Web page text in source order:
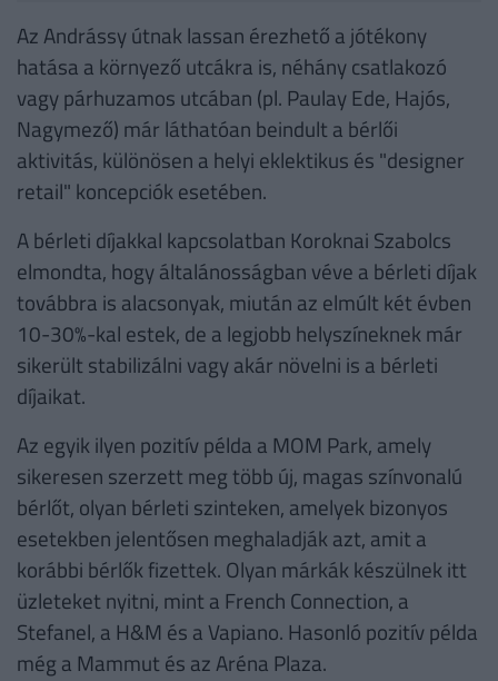
Az Andrássy útnak lassan érezhető a jótékony
hatása a környező utcákra is, néhány csatlakozó
vagy párhuzamos utcában (pl. Paulay Ede, Hajós,
Nagymező) már láthatóan beindult a bérlői
aktivitás, különösen a helyi eklektikus és "designer
retail" koncepciók esetében.
A bérleti díjakkal kapcsolatban Koroknai Szabolcs
elmondta, hogy általánosságban véve a bérleti díjak
továbbra is alacsonyak, miután az elmúlt két évben
10-30%-kal estek, de a legjobb helyszíneknek már
sikerült stabilizálni vagy akár növelni is a bérleti
díjaikat.
Az egyik ilyen pozitív példa a MOM Park, amely
sikeresen szerzett meg több új, magas színvonalú
bérlőt, olyan bérleti szinteken, amelyek bizonyos
esetekben jelentősen meghaladják azt, amit a
korábbi bérlők fizettek. Olyan márkák készülnek itt
üzleteket nyitni, mint a French Connection, a
Stefanel, a H&M és a Vapiano. Hasonló pozitív példa
még a Mammut és az Aréna Plaza.